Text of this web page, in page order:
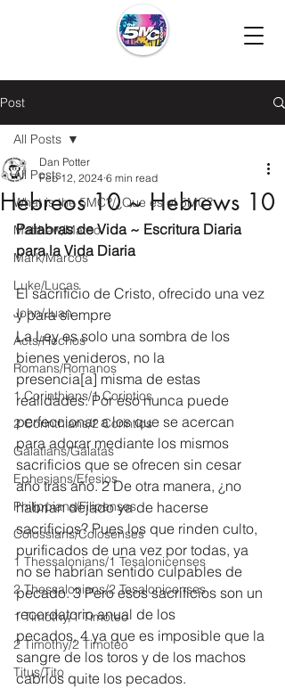
Post
All Posts
What is the 5MC?/¿Que es el 5MC?
Matthew/Mateo
Mark/Marcos
Luke/Lucas
John/Juan
Acts/Hechos
Romans/Romanos
1 Corinthians/1 Corintios
2 Corinthians/2 Corintios
Galatians/Gálatas
Ephesians/Efesios
Philippians/Filipenses
Colossians/Colosenses
1 Thessalonians/1 Tesalonicenses
2 Thessalonians/2 Tesalonicenses
1 Timothy/1 Timoteo
2 Timothy/2 Timoteo
Titus/Tito
All Posts
Hebreos 10 ~ Hebrews 10
Dan Potter
Feb 12, 2024 6 min read
Palabras de Vida ~ Escritura Diaria
para la Vida Diaria
El sacrificio de Cristo, ofrecido una vez
y para siempre
La Ley es solo una sombra de los
bienes venideros, no la
presencia[a] misma de estas
realidades. Por eso nunca puede
perfeccionar a los que se acercan
para adorar mediante los mismos
sacrificios que se ofrecen sin cesar
año tras año. 2 De otra manera, ¿no
habrían dejado ya de hacerse
sacrificios? Pues los que rinden culto,
purificados de una vez por todas, ya
no se habrían sentido culpables de
pecado. 3 Pero esos sacrificios son un
recordatorio anual de los
pecados, 4 ya que es imposible que la
sangre de los toros y de los machos
cabríos quite los pecados.